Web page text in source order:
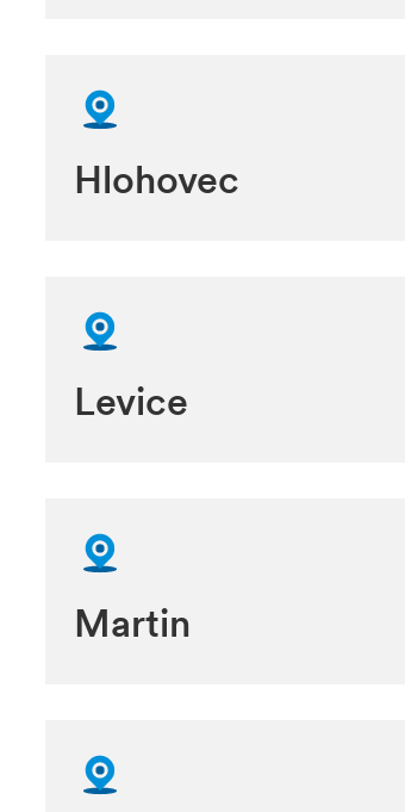
Hlohovec
Levice
Martin